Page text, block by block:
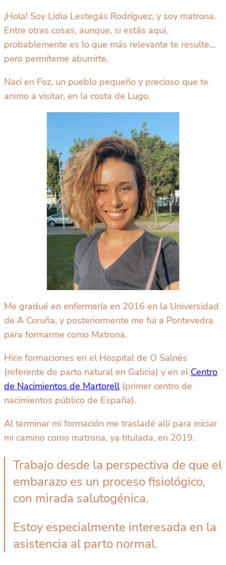
¡Hola! Soy Lidia Lestegás Rodríguez, y soy matrona.
Entre otras cosas, aunque, si estás aquí,
probablemente es lo que más relevante te resulte…
pero permíteme aburrirte.
Nací en Foz, un pueblo pequeño y precioso que te
animo a visitar, en la costa de Lugo.
Me gradué en enfermería en 2016 en la Universidad
de A Coruña, y posteriormente me fui a Pontevedra
para formarme como Matrona.
Hice formaciones en el Hospital de O Salnés
(referente de parto natural en Galicia) y en el Centro
de Nacimientos de Martorell(primer centro de
nacimientos público de España).
Al terminar mi formación me trasladé allí para iniciar
mi camino como matrona, ya titulada, en 2019.
Trabajo desde la perspectiva de que el
embarazo es un proceso fisiológico,
con mirada salutogénica.
Estoy especialmente interesada en la
asistencia al parto normal.